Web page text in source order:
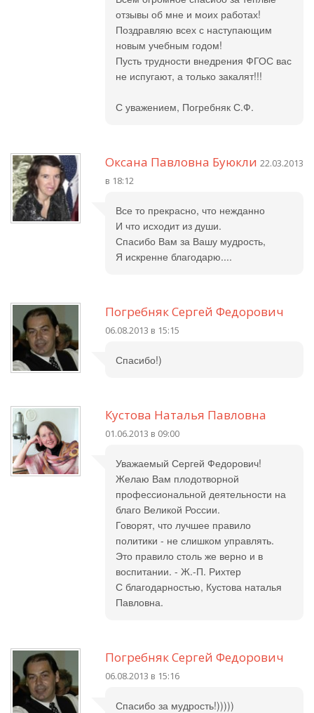
отзывы об мне и моих работах!
Поздравляю всех с наступающим
новым учебным годом!
Пусть трудности внедрения ФГОС вас
не испугают, а только закалят!!!
С уважением, Погребняк С.Ф.
Оксана Павловна Буюкли 22.03.2013
в 18:12
Все то прекрасно, что нежданно
И что исходит из души.
Спасибо Вам за Вашу мудрость,
Я искренне благодарю....
Погребняк Сергей Федорович
06.08.2013 в 15:15
Спасибо!)
Кустова Наталья Павловна
01.06.2013 в 09:00
Уважаемый Сергей Федорович!
Желаю Вам плодотворной
профессиональной деятельности на
благо Великой России.
Говорят, что лучшее правило
политики - не слишком управлять.
Это правило столь же верно и в
воспитании. - Ж.-П. Рихтер
С благодарностью, Кустова наталья
Павловна.
Погребняк Сергей Федорович
06.08.2013 в 15:16
Спасибо за мудрость!)))))